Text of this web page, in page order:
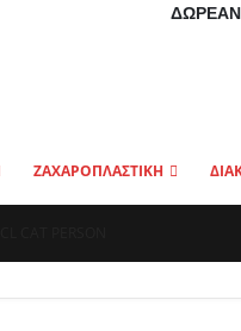
ΔΩΡΕΆΝ
ΖΑΧΑΡΟΠΛΑΣΤΙΚΗ